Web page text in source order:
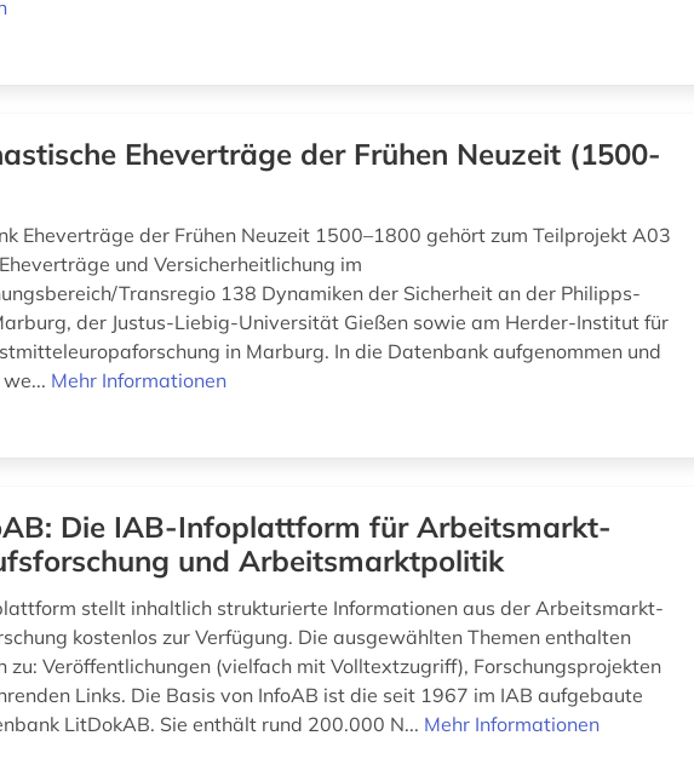
Eheverträge der Frühen Neuzeit (1500-
Eheverträge der Frühen Neuzeit 1500–1800 gehört zum Teilprojekt A03
und Versicherheitlichung im
Transregio 138 Dynamiken der Sicherheit an der Philipps-
der Justus-Liebig-Universität Gießen sowie am Herder-Institut für
in Marburg. In die Datenbank aufgenommen und
Mehr Informationen
Die IAB-Infoplattform für Arbeitsmarkt-
und Arbeitsmarktpolitik
stellt inhaltlich strukturierte Informationen aus der Arbeitsmarkt-
kostenlos zur Verfügung. Die ausgewählten Themen enthalten
zu: Veröffentlichungen (vielfach mit Volltextzugriff), Forschungsprojekten
Links. Die Basis von InfoAB ist die seit 1967 im IAB aufgebaute
LitDokAB. Sie enthält rund 200.000 N... Mehr Informationen